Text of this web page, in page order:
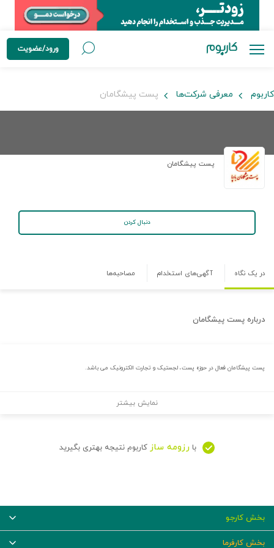
ورود/عضویت
کاربوم معرفی شرکت‌ها پست پیشگامان
پست پیشگامان
دنبال کردن
در یک نگاه آگهی‌های استخدام مصاحبه‌ها
درباره پست پیشگامان
پست پیشگامان فعال در حوزه پست، لجستیک و تجارت الکترونیک می باشد.
نمایش بیشتر
با رزومه ساز کاربوم نتیجه بهتری بگیرید
بخش کارجو
بخش کارفرما